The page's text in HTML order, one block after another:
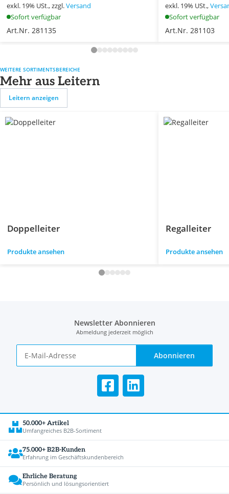
exkl. 19% USt., zzgl.Versand
Sofort verfügbar
Art.Nr. 281135
exkl. 19% USt.,
Sofort verfügbar
Art.Nr. 281103
WEITERE SORTIMENTSBEREICHE
Mehr aus Leitern
Leitern anzeigen
Doppelleiter
Produkte ansehen
Regalleiter
Produkte ansehen
Newsletter Abonnieren
Abmeldung jederzeit möglich
Abonnieren
50.000+ Artikel
Umfangreiches B2B-Sortiment
75.000+ B2B-Kunden
Erfahrung im Geschäftskundenbereich
Ehrliche Beratung
Persönlich und lösungsorientiert